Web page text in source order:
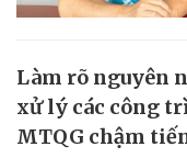
Làm rõ nguyên
xử lý các công
MTQG chậm